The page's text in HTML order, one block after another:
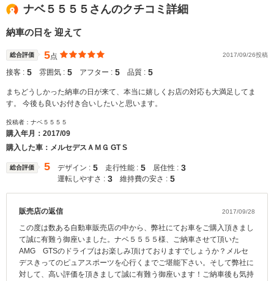
ナベ５５５５さんのクチコミ詳細
納車の日を 迎えて
総合評価 5点 2017/09/26投稿
接客 : 5 雰囲気 : 5 アフター : 5 品質 : 5
まちどうしかった納車の日が来て、本当に嬉しくお店の対応も大満足してま
す。 今後も良いお付き合いしたいと思います。
投稿者：ナベ５５５５
購入年月： 2017/09
購入した車：メルセデスＡＭＧ GT S
総合評価 5 デザイン : 5 走行性能 : 5 居住性 : 3
運転しやすさ : 3 維持費の安さ : 5
販売店の返信 2017/09/28
この度は数ある自動車販売店の中から、弊社にてお車をご購入頂きまし
て誠に有難う御座いました。ナベ５５５５様、ご納車させて頂いた
AMG GTSのドライブはお楽しみ頂けておりますでしょうか？メルセ
デスきってのピュアスポーツを心行くまでご堪能下さい。そして弊社に
対して、高い評価を頂きまして誠に有難う御座います！ご納車後も気持